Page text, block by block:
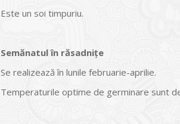
Este un soi timpuriu.
Semănatul în răsadniţe
Se realizează în lunile februarie-aprilie.
Temperaturile optime de germinare sunt